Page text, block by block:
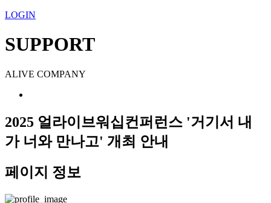
LOGIN
SUPPORT
ALIVE COMPANY
2025 얼라이브워십컨퍼런스 '거기서 내
가 너와 만나고' 개최 안내
페이지 정보